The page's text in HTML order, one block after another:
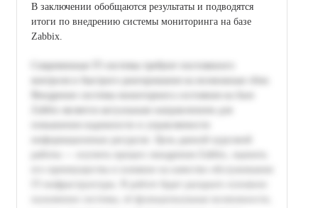
В заключении обобщаются результаты и подводятся
итоги по внедрению системы мониторинга на базе
Zabbix.